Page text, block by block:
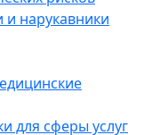
и нарукавники
для сферы услуг